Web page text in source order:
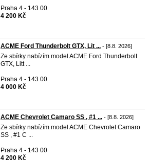
Praha 4 - 143 00
4 200 Kč
ACME Ford Thunderbolt GTX, Lit ... - [8.8. 2026]
Ze sbírky nabízím model ACME Ford Thunderbolt
GTX, Litt ...
Praha 4 - 143 00
4 000 Kč
ACME Chevrolet Camaro SS , #1 ... - [8.8. 2026]
Ze sbírky nabízím model ACME Chevrolet Camaro
SS , #1 C ...
Praha 4 - 143 00
4 200 Kč